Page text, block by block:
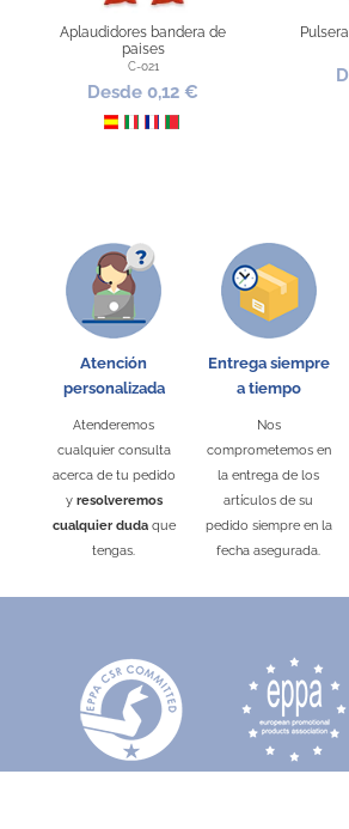
Aplaudidores bandera de
paises
C-021
Desde 0,12 €
España
ItaliaFranciaPortugal
Mochila de poliéster de
G-161
Desde 0,67 €
España
Atención
personalizada
Atenderemos
cualquier consulta
acerca de tu pedido
y resolveremos
cualquier dudaque
tengas.
Entrega siempre
a tiempo
Nos
comprometemos en
la entrega de los
artículos de su
pedido siempre en la
fecha asegurada.